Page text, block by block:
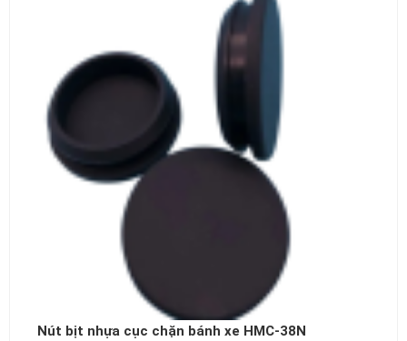
Nút bịt nhựa cục chặn bánh xe HMC-38N